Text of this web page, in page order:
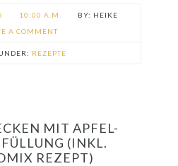
10:00 A.M.
HEIKE
A COMMENT
REZEPTE
MIT APFEL-
(INKL.
REZEPT)